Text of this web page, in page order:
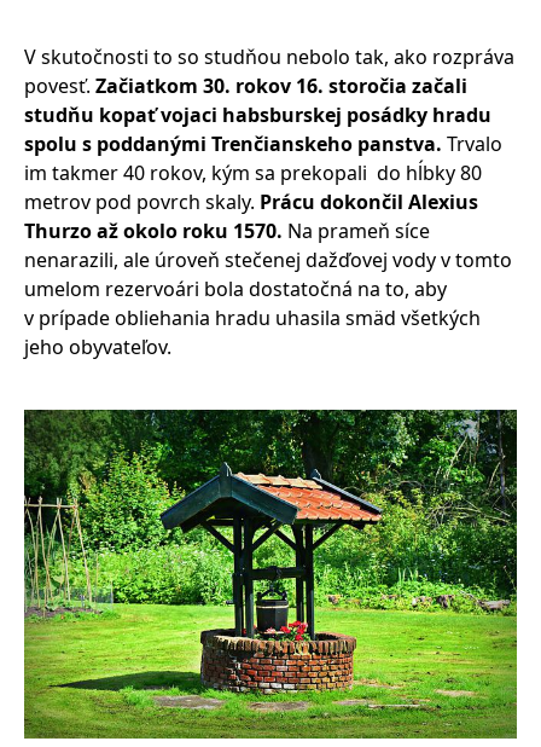
V skutočnosti to so studňou nebolo tak, ako rozpráva
povesť. Začiatkom 30. rokov 16. storočia začali
studňu kopať vojaci habsburskej posádky hradu
spolu s poddanými Trenčianskeho panstva. Trvalo
im takmer 40 rokov, kým sa prekopali do hĺbky 80
metrov pod povrch skaly. Prácu dokončil Alexius
Thurzo až okolo roku 1570. Na prameň síce
nenarazili, ale úroveň stečenej dažďovej vody v tomto
umelom rezervoári bola dostatočná na to, aby
v prípade obliehania hradu uhasila smäd všetkých
jeho obyvateľov.